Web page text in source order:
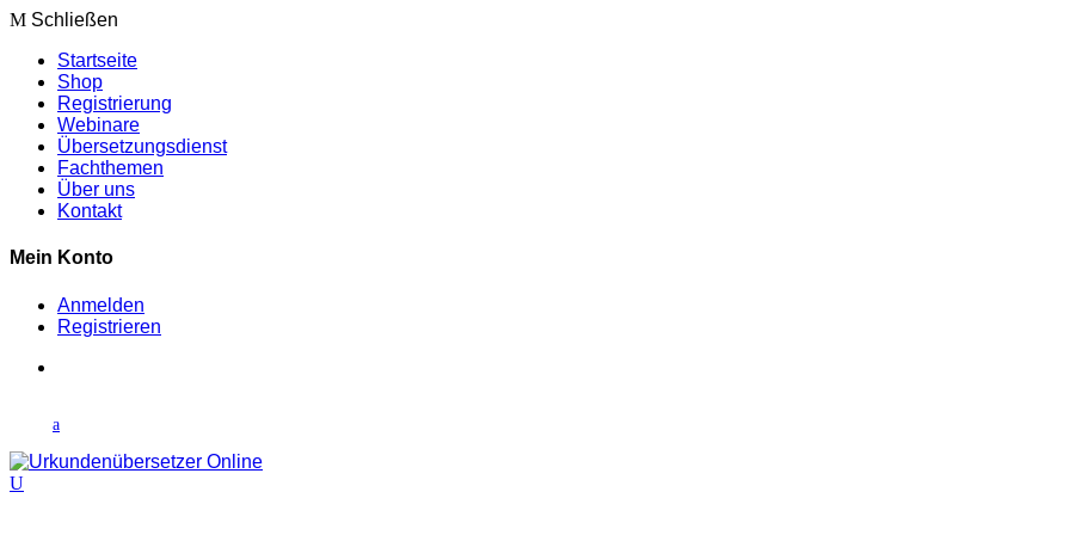
Schließen
Startseite
Shop
Registrierung
Webinare
Übersetzungsdienst
Fachthemen
Über uns
Kontakt
Mein Konto
Anmelden
Registrieren